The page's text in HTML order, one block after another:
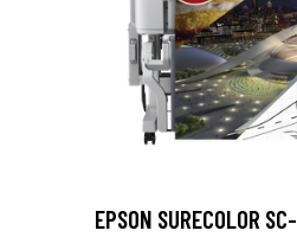
EPSON SURECOLOR